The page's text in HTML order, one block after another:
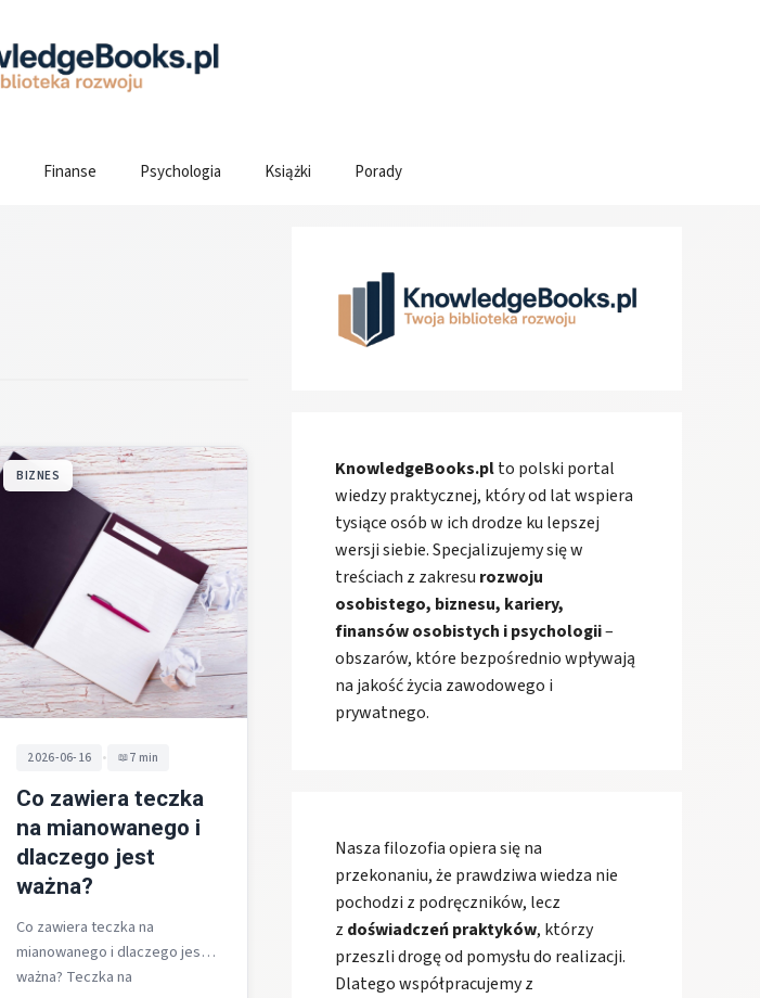
Finanse Psychologia Książki Porady
BIZNES
2026-06-16 • 7 min
Co zawiera teczka
na mianowanego i
dlaczego jest
ważna?
Co zawiera teczka na
mianowanego i dlaczego jest
ważna? Teczka na
KnowledgeBooks.plto polski portal
wiedzy praktycznej, który od lat wspiera
tysiące osób w ich drodze ku lepszej
wersji siebie. Specjalizujemy się w
treściach z zakresu rozwoju
osobistego, biznesu, kariery,
finansów osobistych i psychologii–
obszarów, które bezpośrednio wpływają
na jakość życia zawodowego i
prywatnego.
Nasza filozofia opiera się na
przekonaniu, że prawdziwa wiedza nie
pochodzi z podręczników, lecz
z doświadczeń praktyków, którzy
przeszli drogę od pomysłu do realizacji.
Dlatego współpracujemy z